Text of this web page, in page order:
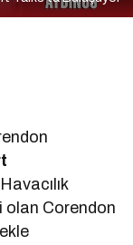
olan Corendon